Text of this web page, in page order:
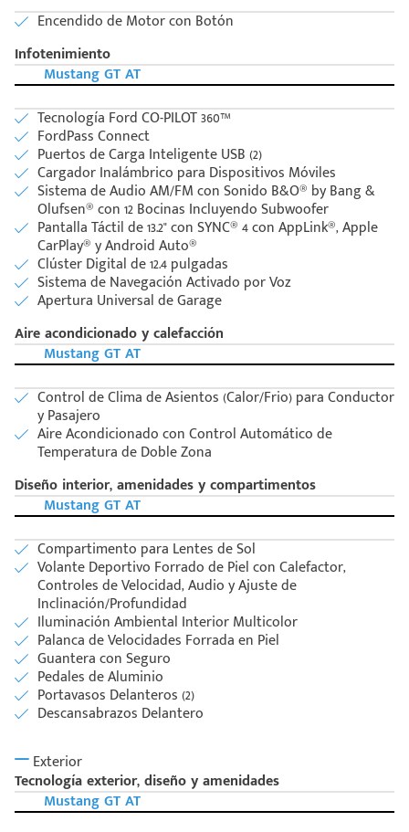
Escríbenos
+528121278366
Código
Postal
Ingresar
Encendido de Motor con Botón
Infotenimiento
Mustang GT AT
Tecnología Ford CO-PILOT 360™
FordPass Connect
Puertos de Carga Inteligente USB (2)
Cargador Inalámbrico para Dispositivos Móviles
Sistema de Audio AM/FM con Sonido B&O® by Bang &
Olufsen® con 12 Bocinas Incluyendo Subwoofer
Pantalla Táctil de 13.2" con SYNC® 4 con AppLink®, Apple
CarPlay® y Android Auto®
Clúster Digital de 12.4 pulgadas
Sistema de Navegación Activado por Voz
Apertura Universal de Garage
Aire acondicionado y calefacción
Mustang GT AT
Control de Clima de Asientos (Calor/Frio) para Conductor
y Pasajero
Aire Acondicionado con Control Automático de
Temperatura de Doble Zona
Diseño interior, amenidades y compartimentos
Mustang GT AT
Compartimento para Lentes de Sol
Volante Deportivo Forrado de Piel con Calefactor,
Controles de Velocidad, Audio y Ajuste de
Inclinación/Profundidad
Iluminación Ambiental Interior Multicolor
Palanca de Velocidades Forrada en Piel
Guantera con Seguro
Pedales de Aluminio
Portavasos Delanteros (2)
Descansabrazos Delantero
Exterior
Tecnología exterior, diseño y amenidades
Mustang GT AT